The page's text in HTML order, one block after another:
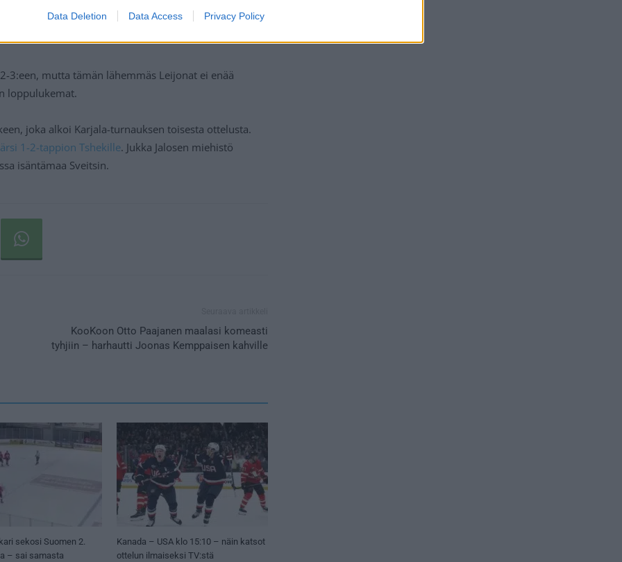
Data Deletion Data Access Privacy Policy
3:een, mutta tämän lähemmäs Leijonat ei enää
loppulukemat.
joka alkoi Karjala-turnauksen toisesta ottelusta.
1-2-tappion Tshekille. Jukka Jalosen miehistö
isäntämaa Sveitsin.
KooKoon Otto Paajanen maalasi komeasti
tyhjiin – harhautti Joonas Kemppaisen kahville
sekosi Suomen 2.
– sai samasta
Kanada – USA klo 15:10 – näin katsot
ottelun ilmaiseksi TV:stä